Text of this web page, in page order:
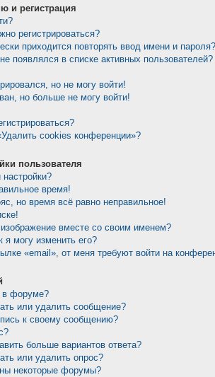
и регистрация
регистрироваться?
приходится повторять ввод имени и пароля?
появлялся в списке активных пользователей?
но не могу войти!
но больше не могу войти!
cookies конференции»?
пользователя
время!
но время всё равно неправильное!
вместе со своим именем?
я могу изменить его?
«email», от меня требуют войти на
в форуме?
или удалить сообщение?
к своему сообщению?
больше вариантов ответа?
или удалить опрос?
некоторые форумы?